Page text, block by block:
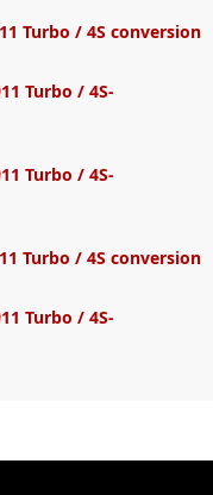
Turbo / 4S conversion
Turbo / 4S-
Turbo / 4S-
Turbo / 4S conversion
Turbo / 4S-